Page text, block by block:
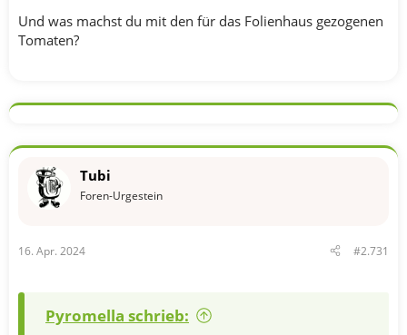
Und was machst du mit den für das Folienhaus gezogenen
Tomaten?
Tubi
Foren-Urgestein
16. Apr. 2024 #2.731
Pyromella schrieb: